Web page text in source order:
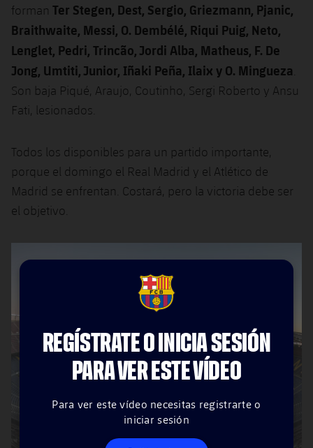
forman Ter Stegen, Dest, Sergio, Griezmann, Pjanic,
Braithwaite, Messi, O. Dembélé, Riqui Puig, Neto,
Lenglet, Pedri, Trincão, Jordi Alba, Matheus, F. De
Jong, Umtiti, Junior, Iñaki Peña, Ilaix y O. Mingueza
Son baja Piqué, Araujo, Coutinho, Sergi Roberto y Ansu
Fati, lesionados.
Todos los disponibles para un partido importante,
porque el domingo el Real Madrid y el Atlético de
Madrid se enfrentan. Costará, pero la victoria debe ser
el objetivo.
FCB Barcelona badge
REGÍSTRATE O INICIA SESIÓN
PARA VER ESTE VÍDEO
Para ver este vídeo necesitas registrarte o
iniciar sesión